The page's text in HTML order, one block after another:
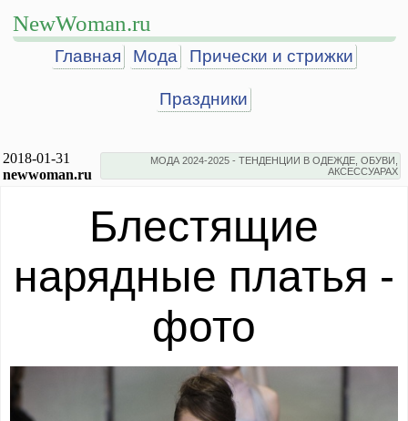
NewWoman.ru
Главная Мода Прически и стрижки
Праздники
2018-01-31
newwoman.ru
МОДА 2024-2025 - ТЕНДЕНЦИИ В ОДЕЖДЕ, ОБУВИ,
АКСЕССУАРАХ
Блестящие
нарядные платья -
фото